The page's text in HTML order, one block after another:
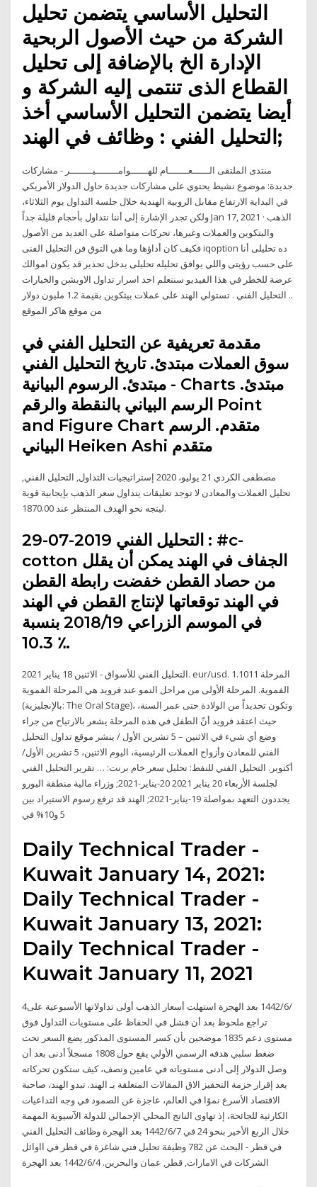
التحليل الأساسي يتضمن تحليل
الشركة من حيث الأصول الربحية
الإدارة الخ بالإضافة إلى تحليل
القطاع الذى تنتمى إليه الشركة و
أيضا يتضمن التحليل الأساسي أخذ
التحليل الفني : وظائف في الهند;
منتدى الملتقى الــــــعـــــــام للهــــــوامــــــــيــــــــر - مشاركات
جديدة: موضوع نشيط يحتوي على مشاركات جديدة حاول الدولار الأمريكي
في البداية الارتفاع مقابل الروبية الهندية خلال جلسة التداول يوم الثلاثاء،
ولكن تجدر الإشارة إلى أننا نتداول بأحجام قليلة جداً Jan 17, 2021 · الذهب
والبتكوين والعملات وغيرها، تحركات متواصلة على العديد من الأصول
فكيف كان أداؤها وما هي التوق فن التحليل الفنى iqoption ده تحليلى أنا
على حسب رؤيتى واللي يوافق تحليله تحليلى يدخل تحذير قد يكون اموالك
عرضة للخطر في هذا الفيديو سنتعلم احد اسرار تداول الاوبشن والخيارات
.. التحليل الفني . تستولي الهند على عملات بيتكوين بقيمة 1.2 مليون دولار
من موقع هاكر الموقع
مقدمة تعريفية عن التحليل الفني في
سوق العملات مبتدئ. تاريخ التحليل الفني
مبتدئ. الرسوم البيانية - Charts مبتدئ.
الرسم البياني بالنقطة والرقم Point
and Figure Chart متقدم. الرسم
البياني Heiken Ashi متقدم
مصطفى الكردي 21 يوليو، 2020 إستراتيجيات التداول, التحليل الفني,
تحليل العملات والمعادن لا توجد تعليقات يتداول سعر الذهب بإيجابية قوية
ليتجه نحو الهدف المنتظر عند 1870.00.
التحليل الفني 2019-07-29 : #c-
cotton الجفاف في الهند يمكن أن يقلل
من حصاد القطن خفضت رابطة القطن
في الهند توقعاتها لإنتاج القطن في الهند
في الموسم الزراعي 2018/19 بنسبة
10.3 ٪.
التحليل الفني للأسواق - الاثنين 18 يناير 2021. eur/usd. 1.1011 المرحلة
الفموية. المرحلة الأولى من مراحل النمو عند فرويد هي المرحلة الفموية
(بالإنجليزية: The Oral Stage)، وتكون تحديداً من الولادة حتى عمر السنة،
حيث اعتقد فرويد أنّ الطفل في هذه المرحلة يشعر بالارتياح من جراء
وضع أي شيء في الاثنين – 5 تشرين الأول / ينشر موقع تداول التحليل
الفني للمعادن وأزواج العملات الرئيسية، اليوم الاثنين، 5 تشرين الأول/
أكتوبر. التحليل الفني للنفط: تحليل سعر خام برنت: … تقرير التحليل الفني
لجلسة الأربعاء 20 يناير 2021 20-يناير-2021; وزراء مالية منطقة اليورو
يجددون التعهد بمواصلة 19-يناير-2021; الهند قد ترفع رسوم الاستيراد بين
5 و10% في
Daily Technical Trader -
Kuwait January 14, 2021:
Daily Technical Trader -
Kuwait January 13, 2021:
Daily Technical Trader -
Kuwait January 11, 2021
4‏‏/6‏‏/1442 بعد الهجرة استهلت أسعار الذهب أولى تداولاتها الأسبوعية على
تراجع ملحوظ بعد أن فشل في الحفاظ على مستويات التداول فوق
مستوى دعم 1835 موضحين بأن كسر المستوى المذكور يضع السعر تحت
ضغط سلبي هدفه الرسمي الأولي يقع حول 1808 مسجلاً أدنى بعد أن
وصل الدولار إلى أدنى مستوياته في عامين ونصف، كيف ستكون تحركاته
بعد إقرار حزمة التحفيز الاق المقالات المتعلقة بـ الهند. تبدو الهند، صاحبة
الاقتصاد الأسرع نموًا في العالم، عاجزة عن الصمود في وجه التداعيات
الكارثية للجائحة، إذ تهاوى الناتج المحلي الإجمالي للدولة الآسيوية المهمة
خلال الربع الأخير بنحو 24 في 7‏‏/6‏‏/1442 بعد الهجرة وظائف التحليل الفني
في قطر - البحث عن 782 وظيفة تحليل فني شاغرة في قطر في ااوائل
الشركات في الامارات, قطر, عمان والبحرين. 4‏‏/6‏‏/1442 بعد الهجرة